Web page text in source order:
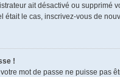
ait désactivé ou
était le cas, inscrivez-vous de
!
mot de passe ne puisse pas